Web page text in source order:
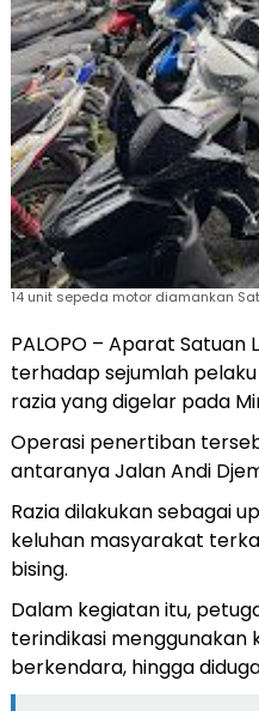
14 unit sepeda motor diamankan
PALOPO – Aparat
terhadap sejumlah
razia yang digelar pada
Operasi penertiban
antaranya Jalan Andi
Razia dilakukan sebagai
keluhan masyarakat
bising.
Dalam kegiatan itu,
terindikasi
berkendara, hingga